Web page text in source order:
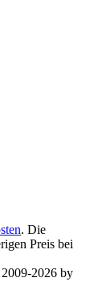
. Die
Preis bei
2026 by